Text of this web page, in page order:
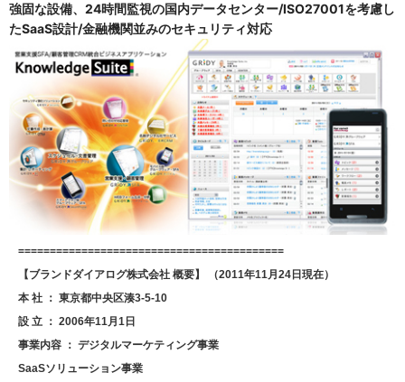
強固な設備、24時間監視の国内データセンター/ISO27001を考慮し
たSaaS設計/金融機関並みのセキュリティ対応
==========================================
【ブランドダイアログ株式会社 概要】 （2011年11月24日現在）
本 社 ： 東京都中央区湊3-5-10
設 立 ： 2006年11月1日
事業内容 ： デジタルマーケティング事業
SaaSソリューション事業